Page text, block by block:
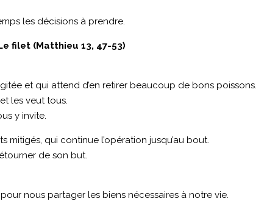
les décisions à prendre.
filet (Matthieu 13, 47-53)
et qui attend d’en retirer beaucoup de bons poissons.
les veut tous.
y invite.
mitigés, qui continue l’opération jusqu’au bout.
de son but.
nous partager les biens nécessaires à notre vie.